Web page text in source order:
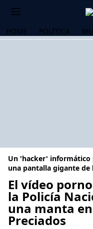
HOME POLÍTICA
Un 'hacker'
una pantalla gigante de
El vídeo
la Policía
una manta
Preciados